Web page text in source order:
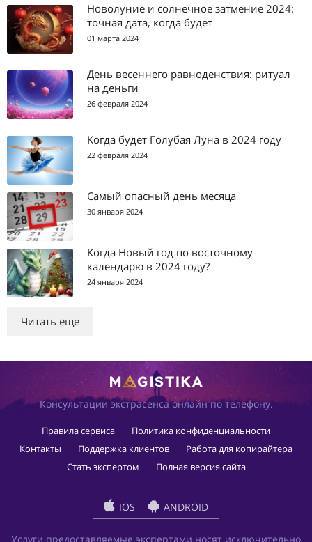
Новолуние и солнечное затмение 2024:
точная дата, когда будет
01 марта 2024
День весеннего равноденствия: ритуал
на деньги
26 февраля 2024
Когда будет Голубая Луна в 2024 году
22 февраля 2024
Самый опасный день месяца
30 января 2024
Когда Новый год по восточному
календарю в 2024 году?
24 января 2024
Читать еще
Консультации экстрасенса онлайн по телефону.
Правила сервиса
Политика конфиденциальности
Контакты
Поддержка клиентов
Работа для копирайтера
Стать экспертом
Полная версия сайта
IOS ANDROID
Услуги предоставляемые экспертами носят исключительно